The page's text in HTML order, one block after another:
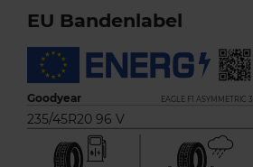
EU Bandenlabel
Goodyear EAGLE F1 ASYMMETRIC 3
235/45R20 96 V